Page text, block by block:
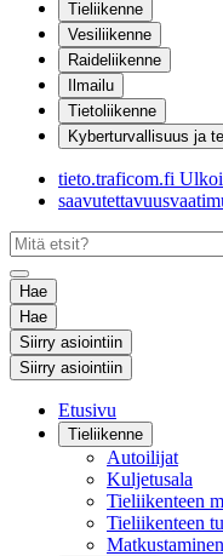
Tieliikenne
Vesiliikenne
Raideliikenne
Ilmailu
Tietoliikenne
Kyberturvallisuus ja
tieto.traficom.fi
Hae
Hae
Siirry asiointiin
Siirry asiointiin
Etusivu
Tieliikenne
Autoilijat
Kuljetusala
Tieliikenteen
Tieliikenteen